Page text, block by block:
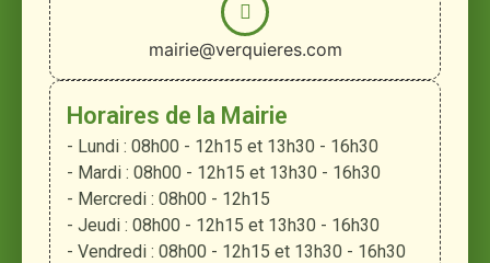
mairie@verquieres.com
Horaires de la Mairie
- Lundi : 08h00 - 12h15 et 13h30 - 16h30
- Mardi : 08h00 - 12h15 et 13h30 - 16h30
- Mercredi : 08h00 - 12h15
- Jeudi : 08h00 - 12h15 et 13h30 - 16h30
- Vendredi : 08h00 - 12h15 et 13h30 - 16h30